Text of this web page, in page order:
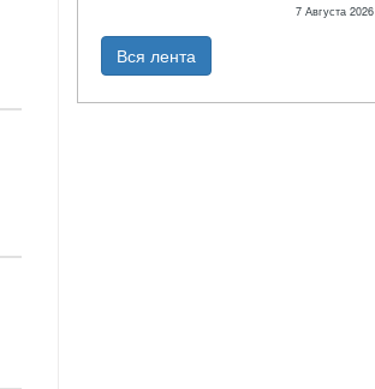
7 Августа 2026
Вся лента